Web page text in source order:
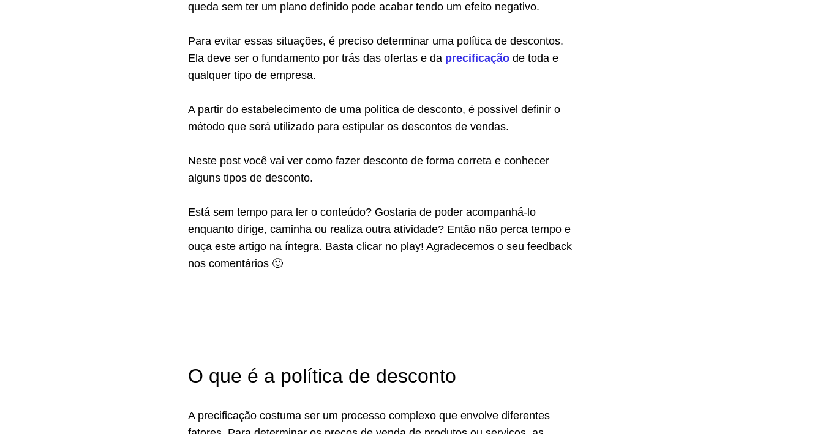
queda sem ter um plano definido pode acabar tendo um efeito negativo.
Para evitar essas situações, é preciso determinar uma política de descontos.
Ela deve ser o fundamento por trás das ofertas e da precificação de toda e
qualquer tipo de empresa.
A partir do estabelecimento de uma política de desconto, é possível definir o
método que será utilizado para estipular os descontos de vendas.
Neste post você vai ver como fazer desconto de forma correta e conhecer
alguns tipos de desconto.
Está sem tempo para ler o conteúdo? Gostaria de poder acompanhá-lo
enquanto dirige, caminha ou realiza outra atividade? Então não perca tempo e
ouça este artigo na íntegra. Basta clicar no play! Agradecemos o seu feedback
nos comentários 🙂
O que é a política de desconto
A precificação costuma ser um processo complexo que envolve diferentes